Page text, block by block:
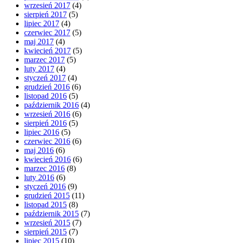
wrzesień 2017 (4)
sierpień 2017 (5)
lipiec 2017 (4)
czerwiec 2017 (5)
maj 2017 (4)
kwiecień 2017 (5)
marzec 2017 (5)
luty 2017 (4)
styczeń 2017 (4)
grudzień 2016 (6)
listopad 2016 (5)
październik 2016 (4)
wrzesień 2016 (6)
sierpień 2016 (5)
lipiec 2016 (5)
czerwiec 2016 (6)
maj 2016 (6)
kwiecień 2016 (6)
marzec 2016 (8)
luty 2016 (6)
styczeń 2016 (9)
grudzień 2015 (11)
listopad 2015 (8)
październik 2015 (7)
wrzesień 2015 (7)
sierpień 2015 (7)
lipiec 2015 (10)